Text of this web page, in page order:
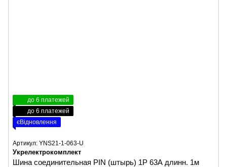
до 6 платежей
до 6 платежей
єВідновлення
Артикул: YNS21-1-063-U
Укрелектрокомплект
Шина соединительная PIN (штырь) 1P 63А длинн. 1м